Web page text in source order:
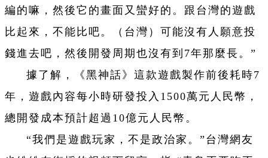
編的嘛，然後它的畫面又蠻好的。跟台灣的遊戲
比起來，不能比吧。（台灣）可能沒有人願意投
錢進去吧，然後開發周期也沒有到7年那麼長。”
據了解，《黑神話》這款遊戲製作前後耗時7
年，遊戲內容每小時研發投入1500萬元人民幣，
總開發成本預計超過10億元人民幣。
“我們是遊戲玩家，不是政治家。”台灣網友